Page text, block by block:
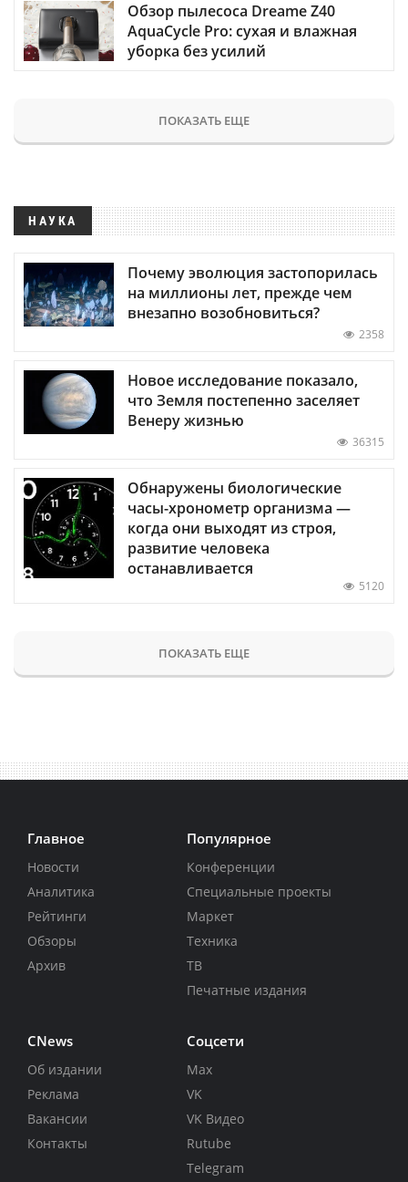
Обзор пылесоса Dreame Z40
AquaCycle Pro: сухая и влажная
уборка без усилий
ПОКАЗАТЬ ЕЩЕ
НАУКА
Почему эволюция застопорилась
на миллионы лет, прежде чем
внезапно возобновиться?
2358
Новое исследование показало,
что Земля постепенно заселяет
Венеру жизнью
36315
Обнаружены биологические
часы-хронометр организма —
когда они выходят из строя,
развитие человека
останавливается
5120
ПОКАЗАТЬ ЕЩЕ
Главное
Новости
Аналитика
Рейтинги
Обзоры
Архив
Популярное
Конференции
Специальные проекты
Маркет
Техника
ТВ
Печатные издания
CNews
Об издании
Реклама
Вакансии
Контакты
Соцсети
Max
VK
VK Видео
Rutube
Telegram